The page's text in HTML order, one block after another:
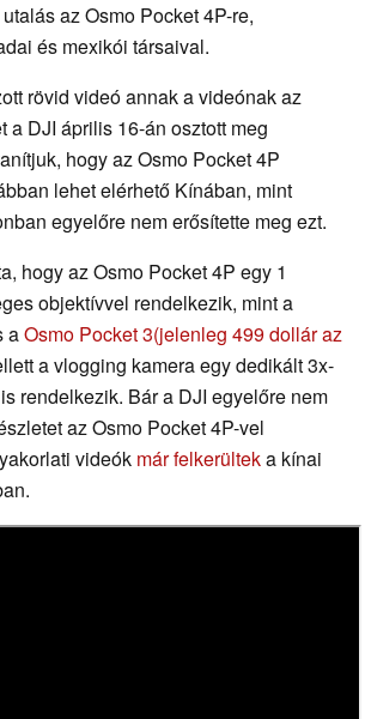
az Osmo Pocket 4P-re,
és mexikói társaival.
rövid videó annak a videónak az
a DJI április 16-án osztott meg
hogy az Osmo Pocket 4P
lehet elérhető Kínában, mint
egyelőre nem erősítette meg ezt.
hogy az Osmo Pocket 4P egy 1
objektívvel rendelkezik, mint a
aOsmo Pocket 3(jelenleg 499 dollár az
a vlogging kamera egy dedikált 3x-
rendelkezik. Bár a DJI egyelőre nem
az Osmo Pocket 4P-vel
videók már felkerülteka kínai